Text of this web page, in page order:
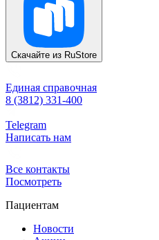
Скачайте из RuStore
Единая справочная
8 (3812) 331-400
Telegram
Написать нам
Все контакты
Посмотреть
Пациентам
Новости